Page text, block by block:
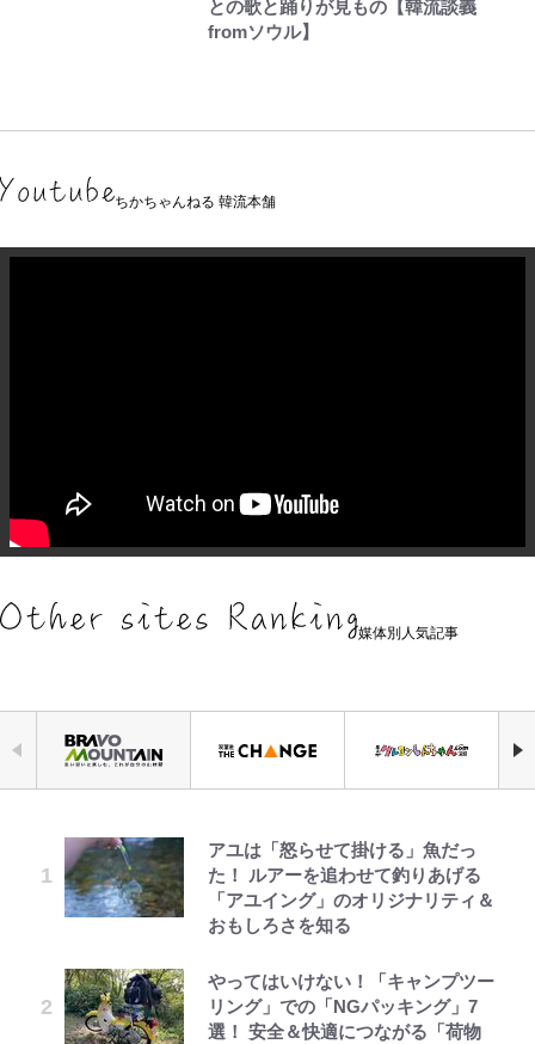
との歌と踊りが見もの【韓流談義
fromソウル】
ちかちゃんねる 韓流本舗
媒体別人気記事
アユは「怒らせて掛ける」魚だっ
た！ ルアーを追わせて釣りあげる
「アユイング」のオリジナリティ＆
おもしろさを知る
やってはいけない！「キャンプツー
リング」での「NGパッキング」7
選！ 安全＆快適につながる「荷物
元衆院議員・山尾志桜里が語る誹謗
中傷動画…「計り知れない」切り抜
き落選運動の影響と今語る「保育園
落ちた日本死ね」
FRUITS ZIPPER鎮西寿々歌が語る
『天才てれびくん』時代の学びと
22歳でアイドルの道を切り拓いた
浅草は日本の心だゾ
公式-ヒロインが来る前に妊娠しま
した~詰んだはずの悪役令嬢です
が、どうやら違うようです~ 第1話
ブ兵士は、真の実力を隠したい 第
16話(2)
空の轍と大地の雲と 第1回
「危ない」「やめて」第1子妊娠中
の田中みな実、ゴリゴリヒール着用
に心配の声…ザックリ衣装にも意見
続々
【川口春奈と結婚】板倉滉は「めっ
ちゃモテる」 年収7億円・お洒落・
包容力…超愛される日本代表
『ONE PIECE』今後の展開に絡ん
できそうな「意味深な表紙連載」
「神」エネルの月での展開に、元王
下七武海の謎めいた過去も…
「BOSS×ポケモン30周年」第2弾
コラボ実施！ 新商品「歴戦の微
糖」や図鑑缶登場にファン歓喜「見
｢お土産最高すぎ笑｣｢どうやって入
手？｣ブライトン帰還の三笘薫、同
僚に“ポケカ”をプレゼント！｢薫の
笑顔見れてよかった｣｢大喜びのリ
｢モデルやってる｣｢かっけぇ｣三笘
薫がブライトン新ユニのモデルで完